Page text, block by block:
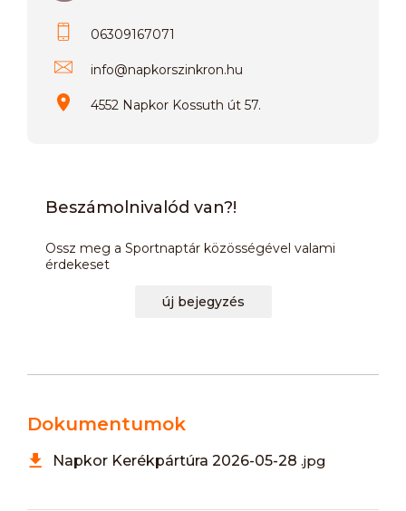
06309167071
info@napkorszinkron.hu
4552 Napkor Kossuth út 57.
Beszámolnivalód van?!
Ossz meg a Sportnaptár közösségével valami
érdekeset
új bejegyzés
Dokumentumok
Napkor Kerékpártúra 2026-05-28 .jpg